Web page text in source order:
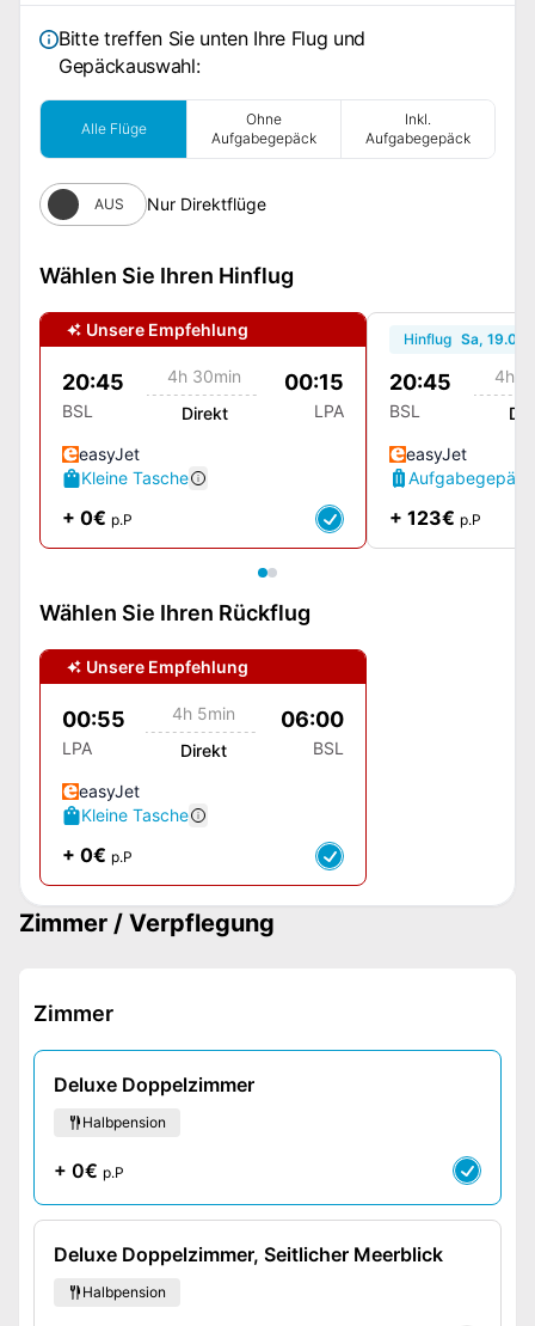
Bitte treffen Sie unten Ihre Flug und
Gepäckauswahl:
Alle Flüge
Ohne
Aufgabegepäck
Inkl.
Aufgabegepäck
AUS Nur Direktflüge
Wählen Sie Ihren Hinflug
Unsere Empfehlung
20:45
BSL
4h 30min
Direkt
00:15
LPA
easyJet
Kleine Tasche
+ 0€ p.P
Hinflug Sa,
20:45
BSL
4h
easyJet
Aufgabegepäck
+ 123€ p.P
Wählen Sie Ihren Rückflug
Unsere Empfehlung
00:55
LPA
4h 5min
Direkt
06:00
BSL
easyJet
Kleine Tasche
+ 0€ p.P
Zimmer / Verpflegung
Zimmer
Deluxe Doppelzimmer
Halbpension
+ 0€ p.P
Deluxe Doppelzimmer, Seitlicher Meerblick
Halbpension